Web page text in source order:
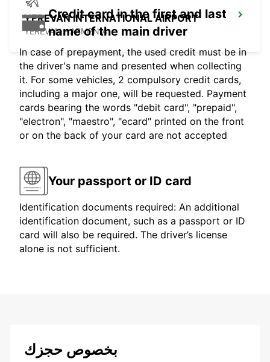
YEREVAN INTERNATIONAL AIRPORT
YEREVAN - ARMENIA
Credit card in the first and last
name of the main driver
In case of prepayment, the used credit must be in
the driver's name and presented when collecting
it. For some vehicles, 2 compulsory credit cards,
including a major one, will be requested. Payment
cards bearing the words "debit card", "prepaid",
"electron", "maestro", "ecard" printed on the front
or on the back of your card are not accepted
Your passport or ID card
Identification documents required: An additional
identification document, such as a passport or ID
card will also be required. The driver’s license
alone is not sufficient.
بخصوص حجزك